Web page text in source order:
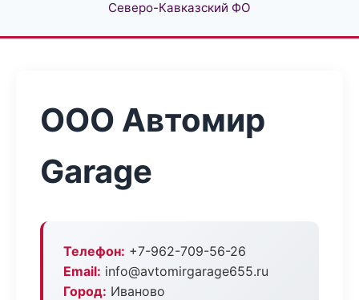
Северо-Кавказский ФО
ООО Автомир
Garage
Телефон: +7-962-709-56-26
Email: info@avtomirgarage655.ru
Город: Иваново